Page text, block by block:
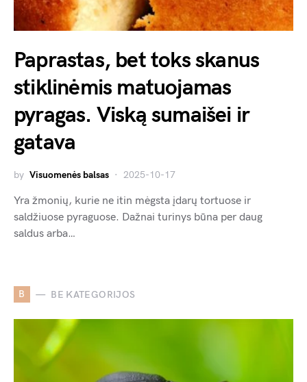
Paprastas, bet toks skanus
stiklinėmis matuojamas
pyragas. Viską sumaišei ir
gatava
by Visuomenės balsas 2025-10-17
Yra žmonių, kurie ne itin mėgsta įdarų tortuose ir
saldžiuose pyraguose. Dažnai turinys būna per daug
saldus arba…
B BE KATEGORIJOS